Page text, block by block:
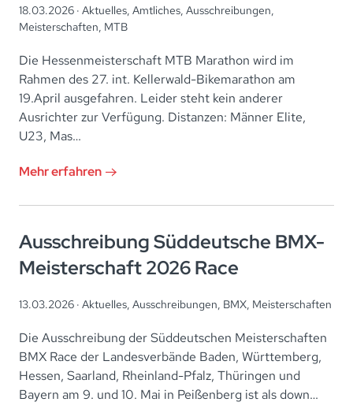
18.03.2026 · Aktuelles, Amtliches, Ausschreibungen,
Meisterschaften, MTB
Die Hessenmeisterschaft MTB Marathon wird im
Rahmen des 27. int. Kellerwald-Bikemarathon am
19.April ausgefahren. Leider steht kein anderer
Ausrichter zur Verfügung. Distanzen: Männer Elite,
U23, Mas…
Mehr erfahren
Ausschreibung Süddeutsche BMX-
Meisterschaft 2026 Race
13.03.2026 · Aktuelles, Ausschreibungen, BMX, Meisterschaften
Die Ausschreibung der Süddeutschen Meisterschaften
BMX Race der Landesverbände Baden, Württemberg,
Hessen, Saarland, Rheinland-Pfalz, Thüringen und
Bayern am 9. und 10. Mai in Peißenberg ist als down…